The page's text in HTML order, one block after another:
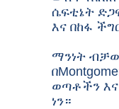
ሴፍቲኔት
እና በከፋ
ማንነት
ወጣቶችን
ነን።